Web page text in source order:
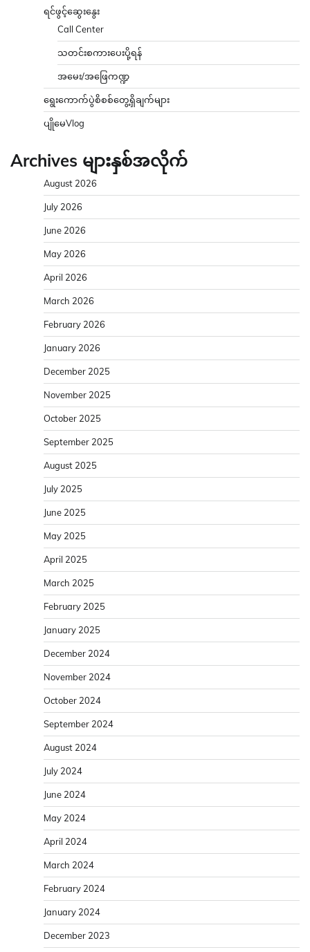
ရင်ဖွင့်ဆွေးနွေး
Call Center
သတင်းစကားပေးပို့ရန်
အမေး/အဖြေကဏ္ဍ
ရွေးကောက်ပွဲစိစစ်တွေ့ရှိချက်များ
ပျိုမေVlog
Archives များနှစ်အလိုက်
August 2026
July 2026
June 2026
May 2026
April 2026
March 2026
February 2026
January 2026
December 2025
November 2025
October 2025
September 2025
August 2025
July 2025
June 2025
May 2025
April 2025
March 2025
February 2025
January 2025
December 2024
November 2024
October 2024
September 2024
August 2024
July 2024
June 2024
May 2024
April 2024
March 2024
February 2024
January 2024
December 2023